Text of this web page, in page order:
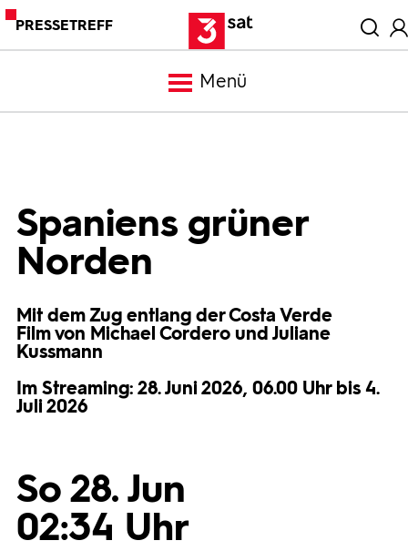
PRESSETREFF
Menü
Trailer
Bilder
Spaniens grüner
Norden
Mit dem Zug entlang der Costa Verde
Film von Michael Cordero und Juliane
Kussmann
Im Streaming: 28. Juni 2026, 06.00 Uhr bis 4.
Juli 2026
So 28. Jun
02:34 Uhr